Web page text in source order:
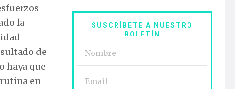
la
de
haya que
rutina en
SUSCRÍBETE A NUESTRO
BOLETÍN